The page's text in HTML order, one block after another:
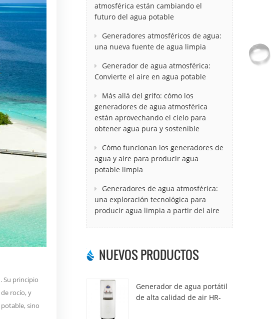
Su principio
rocío, y
sino
atmosférica están cambiando el
futuro del agua potable
Generadores atmosféricos de agua:
una nueva fuente de agua limpia
Generador de agua atmosférica:
Convierte el aire en agua potable
Más allá del grifo: cómo los
generadores de agua atmosférica
están aprovechando el cielo para
obtener agua pura y sostenible
Cómo funcionan los generadores de
agua y aire para producir agua
potable limpia
Generadores de agua atmosférica:
una exploración tecnológica para
producir agua limpia a partir del aire
NUEVOS PRODUCTOS
Generador de agua portátil
de alta calidad de air HR-